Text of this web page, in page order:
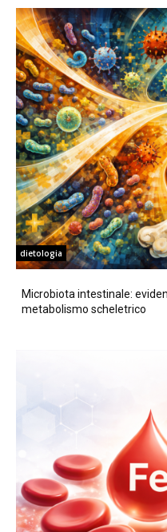
dietologia
Microbiota intestinale:
metabolismo scheletrico